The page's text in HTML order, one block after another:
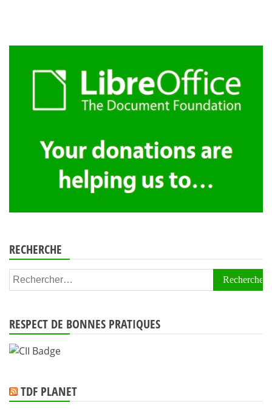
RECHERCHE
Rechercher :
RESPECT DE BONNES PRATIQUES
TDF PLANET